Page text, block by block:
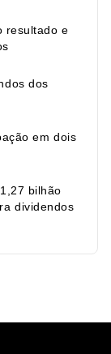
resultado e
dos
em dois
bilhão
dividendos